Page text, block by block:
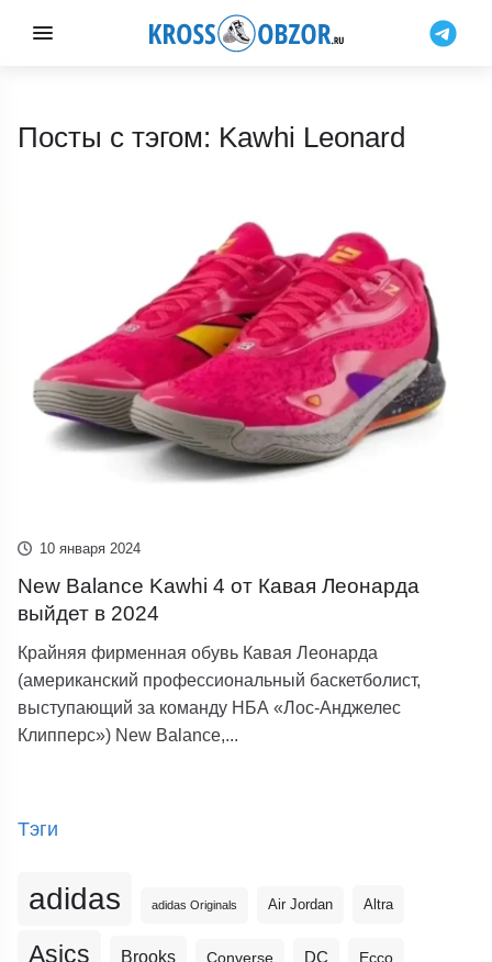
Посты с тэгом: Kawhi Leonard
10 января 2024
New Balance Kawhi 4 от Кавая Леонарда
выйдет в 2024
Крайняя фирменная обувь Кавая Леонарда
(американский профессиональный баскетболист,
выступающий за команду НБА «Лос-Анджелес
Клипперс») New Balance,...
Тэги
adidas adidas Originals Air Jordan Altra
Asics Brooks Converse DC Ecco